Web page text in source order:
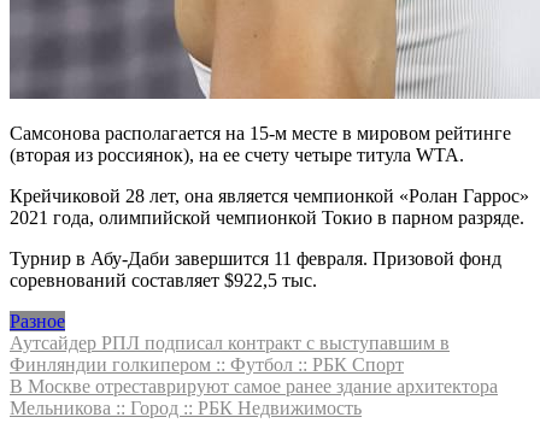
Самсонова располагается на 15-м месте в мировом рейтинге
(вторая из россиянок), на ее счету четыре титула WTA.
Крейчиковой 28 лет, она является чемпионкой «Ролан Гаррос»
2021 года, олимпийской чемпионкой Токио в парном разряде.
Турнир в Абу-Даби завершится 11 февраля. Призовой фонд
соревнований составляет $922,5 тыс.
Разное
Навигация
по
записям
Аутсайдер РПЛ подписал контракт с выступавшим в
Финляндии голкипером :: Футбол :: РБК Спорт
В Москве отреставрируют самое ранее здание архитектора
Мельникова :: Город :: РБК Недвижимость